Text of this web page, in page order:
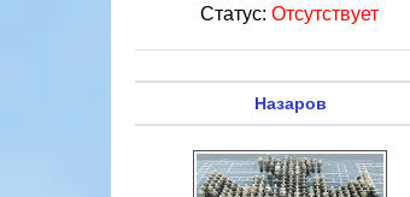
Статус: Отсутствует
Назаров